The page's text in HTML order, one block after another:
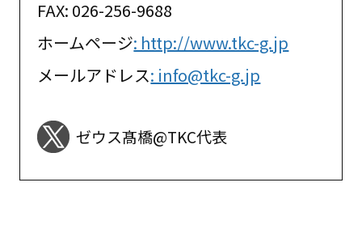
FAX: 026-256-9688
ホームページ: http://www.tkc-g.jp
メールアドレス: info@tkc-g.jp
ゼウス髙橋@TKC代表